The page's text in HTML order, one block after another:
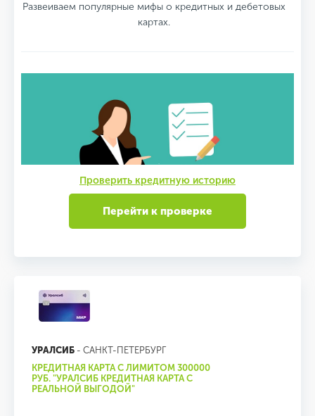
Развеиваем популярные мифы о кредитных и дебетовых
картах.
Проверить кредитную историю
Перейти к проверке
УРАЛСИБ - САНКТ-ПЕТЕРБУРГ
КРЕДИТНАЯ КАРТА С ЛИМИТОМ 300000
РУБ. "УРАЛСИБ КРЕДИТНАЯ КАРТА С
РЕАЛЬНОЙ ВЫГОДОЙ"